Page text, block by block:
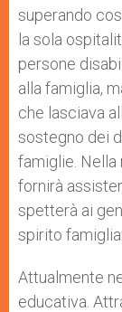
superando
la sola
persone
alla famiglia,
che lasciava
sostegno dei
famiglie. Nella
fornirà
spetterà ai
spirito
Attualmente
educativa.